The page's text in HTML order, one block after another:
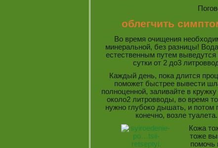
облегчить
Во время очищения
минеральной, без разницы!
естественным путем
сутки от 2 до3
Каждый день, пока длится
поможет быстрее вывести
полноценной, заливайте в
около2 литровводы, во время
нужно глубоко дышать, и потом
конечно, возле
Кожа
тоже
помочь